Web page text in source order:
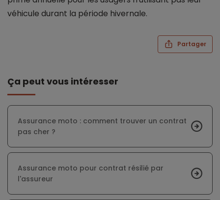
véhicule durant la période hivernale.
Partager
Ça peut vous intéresser
Assurance moto : comment trouver un contrat
pas cher ?
Assurance moto pour contrat résilié par
l'assureur